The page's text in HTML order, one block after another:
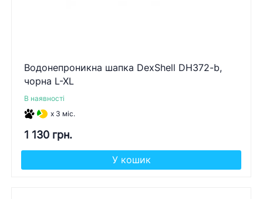
Водонепроникна шапка DexShell DH372-b,
чорна L-XL
В наявності
x 3 міс.
1 130 грн.
У кошик